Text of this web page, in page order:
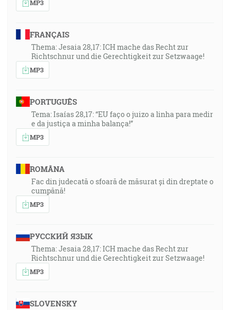
MP3
FRANÇAIS
Thema: Jesaia 28,17: ICH mache das Recht zur
Richtschnur und die Gerechtigkeit zur Setzwaage!
MP3
PORTUGUÊS
Tema: Isaías 28,17: “EU faço o juizo a linha para medir
e da justiça a minha balança!”
MP3
ROMÂNA
Fac din judecată o sfoară de măsurat și din dreptate o
cumpănă!
MP3
РУССКИЙ ЯЗЫК
Thema: Jesaia 28,17: ICH mache das Recht zur
Richtschnur und die Gerechtigkeit zur Setzwaage!
MP3
SLOVENSKY